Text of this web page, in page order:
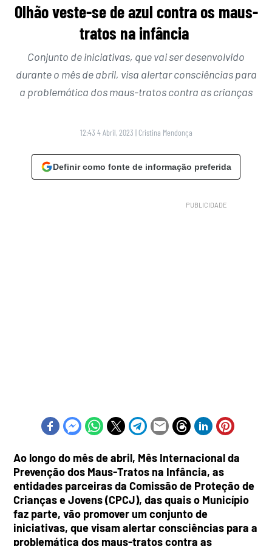
Olhão veste-se de azul contra os maus-
tratos na infância
Conjunto de iniciativas, que vai ser desenvolvido
durante o mês de abril, visa alertar consciências para
a problemática dos maus-tratos contra as crianças
12:43 4 Abril, 2023 | Cristina Mendonça
Definir como fonte de informação preferida
Ao longo do mês de abril, Mês Internacional da
Prevenção dos Maus-Tratos na Infância, as
entidades parceiras da Comissão de Proteção de
Crianças e Jovens (CPCJ), das quais o Município
faz parte, vão promover um conjunto de
iniciativas, que visam alertar consciências para a
problemática dos maus-tratos contra as